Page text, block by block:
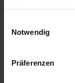
Notwendig
Präferenzen
ganzheitliche